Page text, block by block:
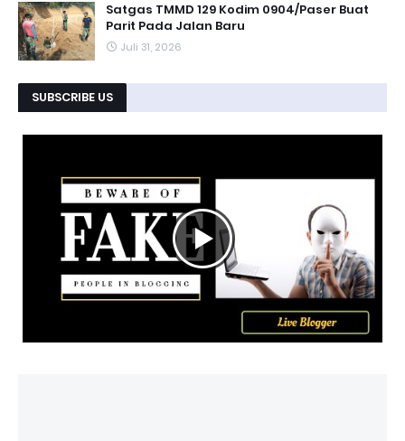
Satgas TMMD 129 Kodim 0904/Paser Buat
Parit Pada Jalan Baru
Juli 31, 2026
SUBSCRIBE US